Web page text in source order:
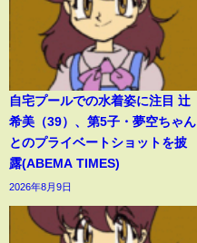
自宅プールでの水着姿に注目 辻
希美（39）、第5子・夢空ちゃん
とのプライベートショットを披
露(ABEMA TIMES)
2026年8月9日